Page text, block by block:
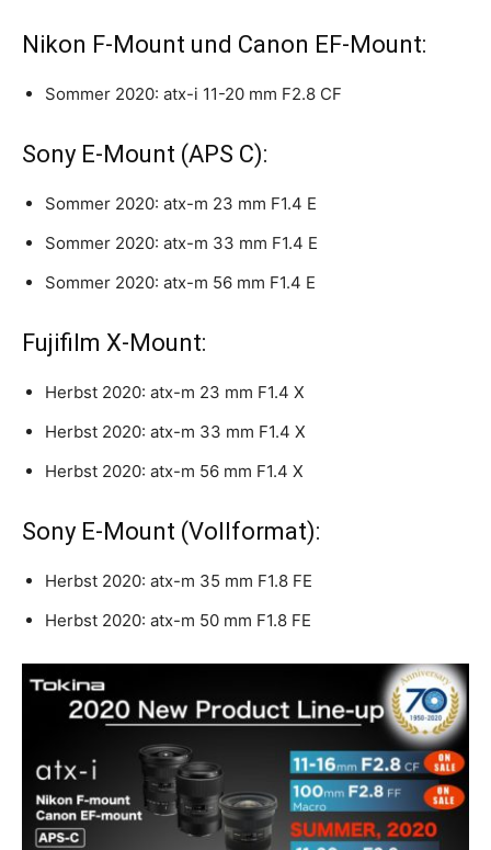
Nikon F-Mount und Canon EF-Mount:
Sommer 2020: atx-i 11-20 mm F2.8 CF
Sony E-Mount (APS C):
Sommer 2020: atx-m 23 mm F1.4 E
Sommer 2020: atx-m 33 mm F1.4 E
Sommer 2020: atx-m 56 mm F1.4 E
Fujifilm X-Mount:
Herbst 2020: atx-m 23 mm F1.4 X
Herbst 2020: atx-m 33 mm F1.4 X
Herbst 2020: atx-m 56 mm F1.4 X
Sony E-Mount (Vollformat):
Herbst 2020: atx-m 35 mm F1.8 FE
Herbst 2020: atx-m 50 mm F1.8 FE